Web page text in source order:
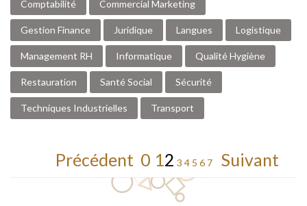
Comptabilité Commercial Marketing
Gestion Finance Juridique Langues Logistique
Management RH Informatique Qualité Hygiène
Restauration Santé Social Sécurité
Techniques Industrielles Transport
Précédent 0 12 3 4 5 6 7 Suivant